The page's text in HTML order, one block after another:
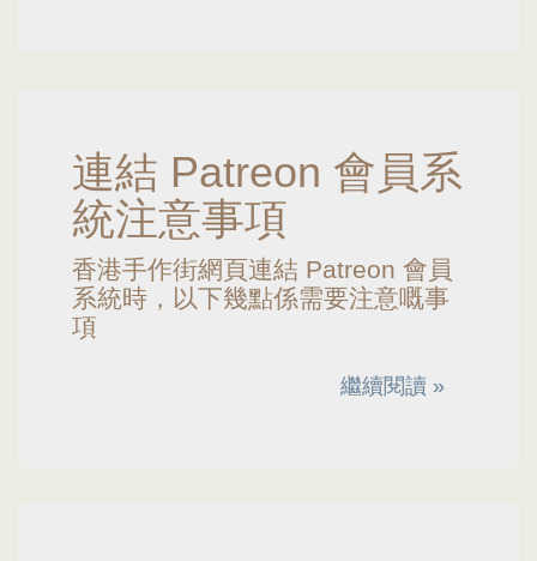
連結 Patreon 會員系
統注意事項
香港手作街網頁連結 Patreon 會員
系統時，以下幾點係需要注意嘅事
項
繼續閱讀 »